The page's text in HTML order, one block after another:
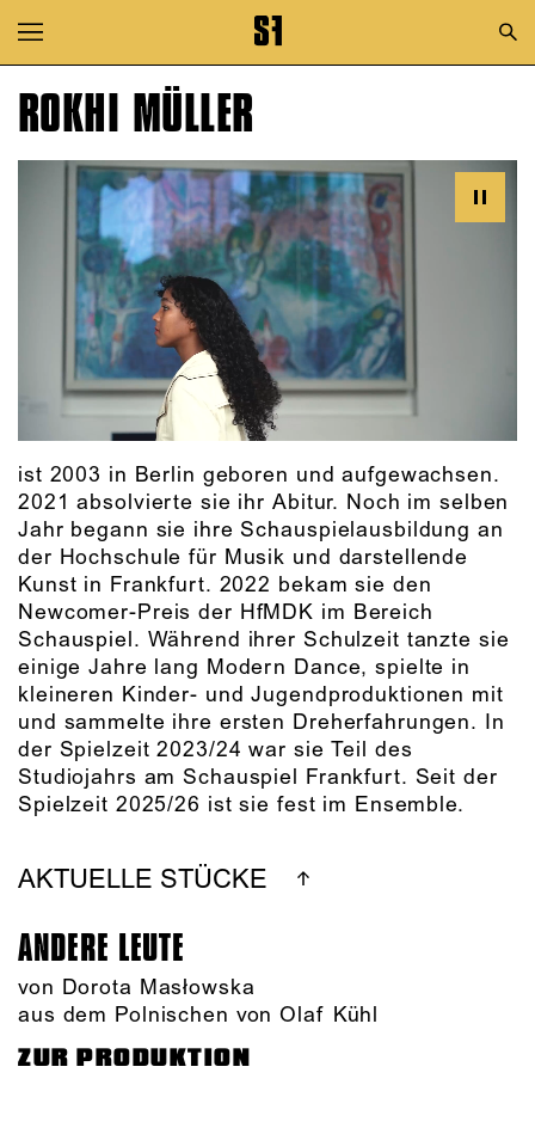
Zur Hauptnavigation springen
Zum Hauptinhalt springen
ROKHI MÜLLER
ist 2003 in Berlin geboren und aufgewachsen.
2021 absolvierte sie ihr Abitur. Noch im selben
Jahr begann sie ihre Schauspielausbildung an
der Hochschule für Musik und darstellende
Kunst in Frankfurt. 2022 bekam sie den
Newcomer-Preis der HfMDK im Bereich
Schauspiel. Während ihrer Schulzeit tanzte sie
einige Jahre lang Modern Dance, spielte in
kleineren Kinder- und Jugendproduktionen mit
und sammelte ihre ersten Dreherfahrungen. In
der Spielzeit 2023/24 war sie Teil des
Studiojahrs am Schauspiel Frankfurt. Seit der
Spielzeit 2025/26 ist sie fest im Ensemble.
AKTUELLE STÜCKE
ANDERE LEUTE
von Dorota Masłowska
aus dem Polnischen von Olaf Kühl
ZUR PRODUKTION